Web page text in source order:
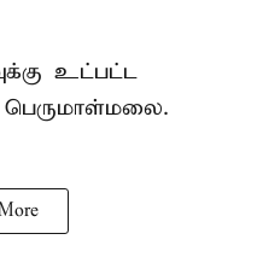
உட்பட்ட
பெருமாள்மலை.